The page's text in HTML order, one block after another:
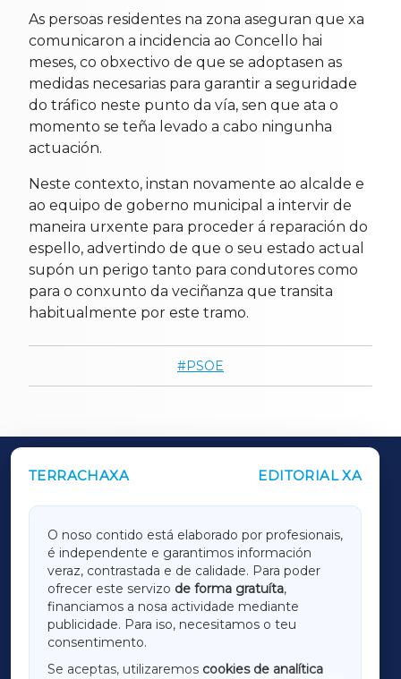
As persoas residentes na zona aseguran que xa
comunicaron a incidencia ao Concello hai
meses, co obxectivo de que se adoptasen as
medidas necesarias para garantir a seguridade
do tráfico neste punto da vía, sen que ata o
momento se teña levado a cabo ningunha
actuación.
Neste contexto, instan novamente ao alcalde e
ao equipo de goberno municipal a intervir de
maneira urxente para proceder á reparación do
espello, advertindo de que o seu estado actual
supón un perigo tanto para condutores como
para o conxunto da veciñanza que transita
habitualmente por este tramo.
PSOE
TERRACHAXA EDITORIAL XA
O noso contido está elaborado por profesionais,
é independente e garantimos información
veraz, contrastada e de calidade. Para poder
ofrecer este servizo de forma gratuíta,
financiamos a nosa actividade mediante
publicidade. Para iso, necesitamos o teu
consentimento.
Se aceptas, utilizaremos cookies de analítica
OUTROS PERIÓDICOS
LUGOXA
TERRACHAXA